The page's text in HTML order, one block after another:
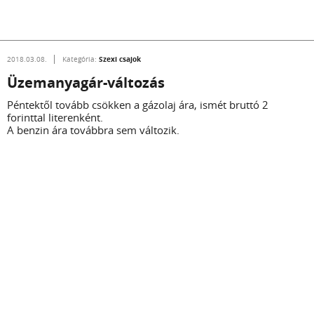
2018.03.08. Kategória: Szexi csajok
Üzemanyagár-változás
Péntektől tovább csökken a gázolaj ára, ismét bruttó 2
forinttal literenként.
A benzin ára továbbra sem változik.